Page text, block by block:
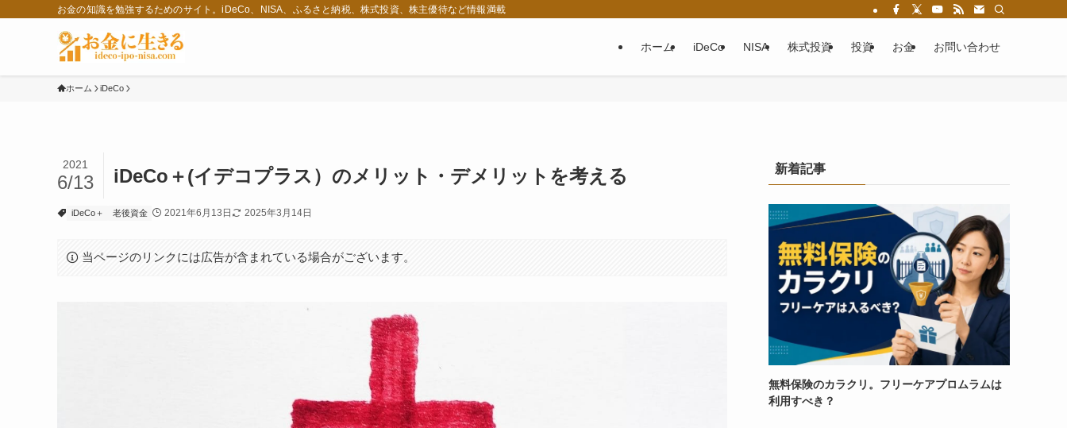
お金の知識を勉強するためのサイト。iDeCo、NISA、ふるさと納税、株式投資、株主優待など情報満載
ホーム iDeCo NISA 株式投資 投資 お金 お問い合わせ
ホーム iDeCo
iDeCo＋(イデコプラス）のメリット・デメリットを考える
2021
6/13
iDeCo＋ 老後資金 2021年6月13日 2025年3月14日
当ページのリンクには広告が含まれている場合がございます。
新着記事
無料保険のカラクリ。フリーケアプロムラムは
利用すべき？